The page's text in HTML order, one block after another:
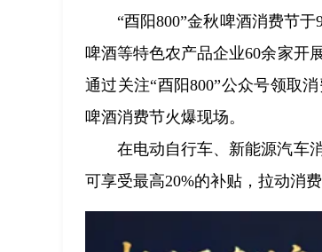
“酉阳800”金秋啤酒消费节
啤酒等特色农产品企业60余家开
通过关注“酉阳800”公众号领取
啤酒消费节火爆现场。
在电动自行车、新能源汽车
可享受最高20%的补贴，拉动消费